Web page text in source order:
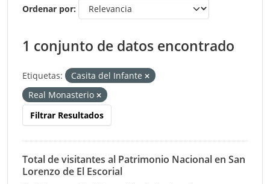
Ordenar por
1 conjunto de datos encontrado
Etiquetas:
Casita del Infante
Real Monasterio
Filtrar Resultados
Total de visitantes al Patrimonio Nacional en San
Lorenzo de El Escorial